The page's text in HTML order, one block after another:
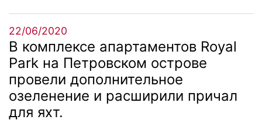
22/06/2020
В комплексе апартаментов Royal
Park на Петровском острове
провели дополнительное
озеленение и расширили причал
для яхт.